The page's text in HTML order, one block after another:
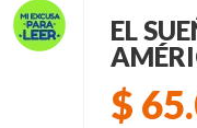
EL
$ 65.